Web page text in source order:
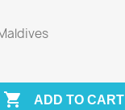
 ADD TO CART